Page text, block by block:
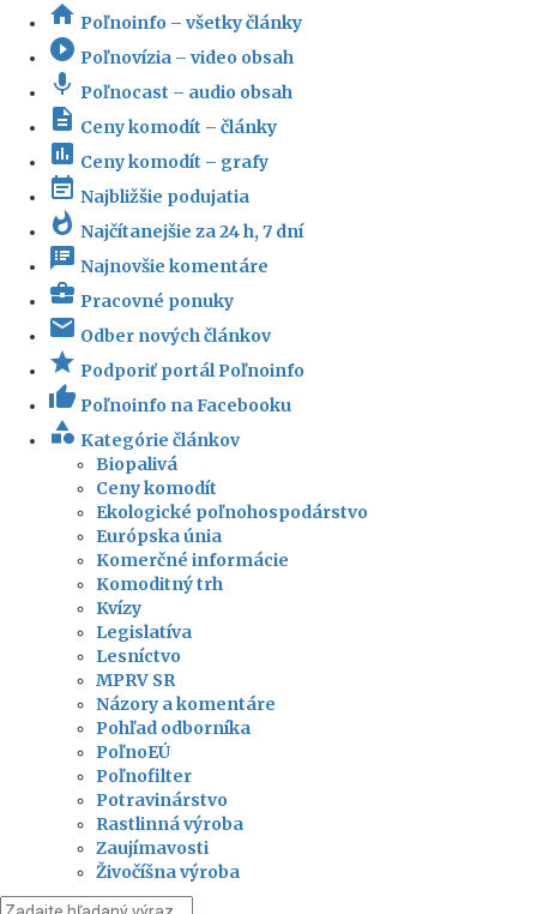
home Poľnoinfo – všetky články
play_circle_filled Poľnovízia – video obsah
mic Poľnocast – audio obsah
description Ceny komodít – články
insert_chart Ceny komodít – grafy
event_note Najbližšie podujatia
whatshot Najčítanejšie za 24 h, 7 dní
speaker_notes Najnovšie komentáre
business_center Pracovné ponuky
email Odber nových článkov
star Podporiť portál Poľnoinfo
thumb_up Poľnoinfo na Facebooku
category Kategórie článkov
Biopalivá
Ceny komodít
Ekologické poľnohospodárstvo
Európska únia
Komerčné informácie
Komoditný trh
Kvízy
Legislatíva
Lesníctvo
MPRV SR
Názory a komentáre
Pohľad odborníka
PoľnoEÚ
Poľnofilter
Potravinárstvo
Rastlinná výroba
Zaujímavosti
Živočíšna výroba